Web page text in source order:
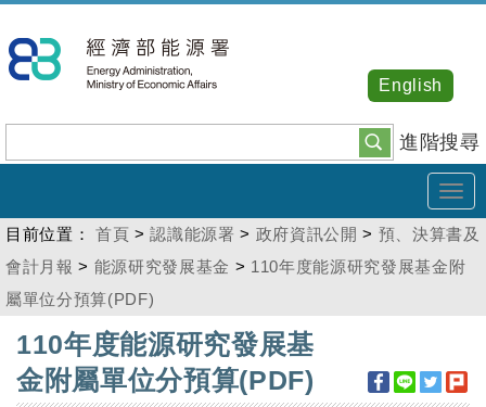
到
主
內
容
進階搜尋
English
目前位置： 首頁 >認識能源署 > 政府資訊公開 > 預、決算書及
會計月報 > 能源研究發展基金 > 110年度能源研究發展基金附
屬單位分預算(PDF)
110年度能源研究發展基
金附屬單位分預算(PDF)